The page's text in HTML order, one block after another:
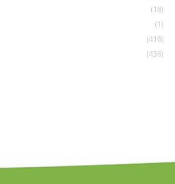
(18)
(1)
(416)
(436)